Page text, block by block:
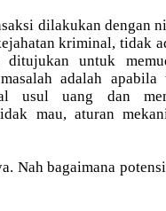
dilakukan dengan
kriminal, tidak
untuk
adalah
usul uang dan
mau, aturan
Nah bagaimana